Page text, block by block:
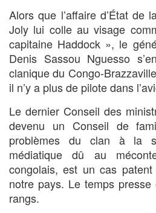
Alors que l’affaire d’État de
Joly lui colle au visage
capitaine Haddock », le
Denis Sassou Nguesso
clanique du Congo-
il n’y a plus de pilote dans
Le dernier Conseil des
devenu un Conseil de
problèmes du clan à la
médiatique dû au
congolais, est un cas
notre pays. Le temps
rangs.